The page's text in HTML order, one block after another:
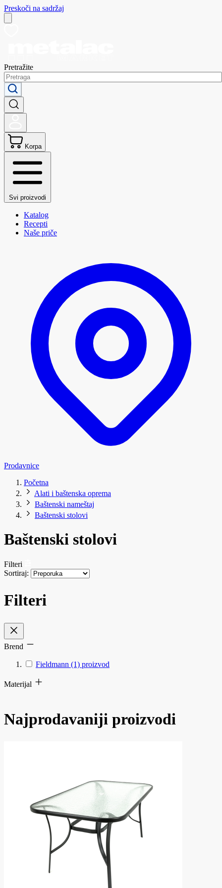
Preskoči na sadržaj
Pretražite
Korpa
Svi proizvodi
Katalog
Recepti
Naše priče
Prodavnice
Početna
Alati i baštenska oprema
Baštenski nameštaj
Baštenski stolovi
Baštenski stolovi
Filteri
Sortiraj:
Filteri
Brend
Fieldmann (1) proizvod
Materijal
Najprodavaniji proizvodi